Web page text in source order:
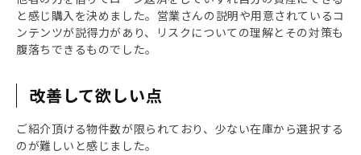
と感じ購入を決めました。営業さんの説明や用意されているコ
ンテンツが説得力があり、リスクについての理解とその対策も
腹落ちできるものでした。
改善して欲しい点
ご紹介頂ける物件数が限られており、少ない在庫から選択する
のが難しいと感じました。